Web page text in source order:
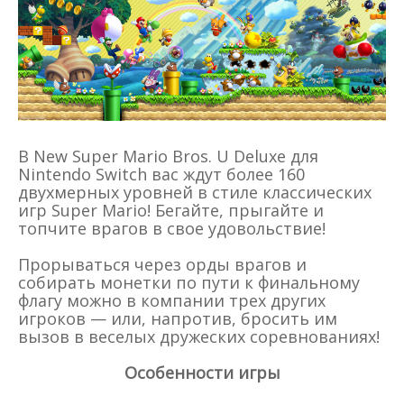
В New Super Mario Bros. U Deluxe для
Nintendo Switch вас ждут более 160
двухмерных уровней в стиле классических
игр Super Mario! Бегайте, прыгайте и
топчите врагов в свое удовольствие!
Прорываться через орды врагов и
собирать монетки по пути к финальному
флагу можно в компании трех других
игроков — или, напротив, бросить им
вызов в веселых дружеских соревнованиях!
Особенности игры